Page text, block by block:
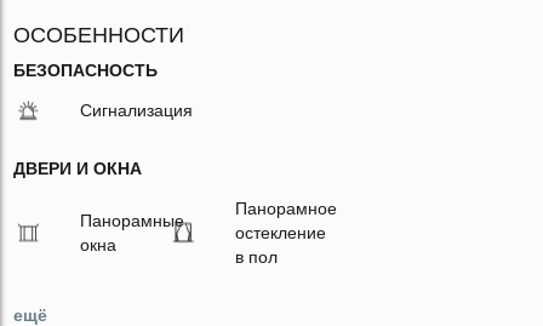
ОСОБЕННОСТИ
БЕЗОПАСНОСТЬ
Сигнализация
ДВЕРИ И ОКНА
Панорамные
окна
Панорамное
остекление
в пол
ещё